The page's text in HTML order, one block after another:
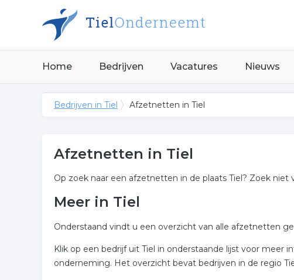
Home Bedrijven Vacatures Nieuws
Bedrijven in Tiel Afzetnetten in Tiel
Afzetnetten in Tiel
Op zoek naar een afzetnetten in de plaats Tiel? Zoek niet
Meer in Tiel
Onderstaand vindt u een overzicht van alle afzetnetten
Klik op een bedrijf uit Tiel in onderstaande lijst voor meer
onderneming. Het overzicht bevat bedrijven in de regio